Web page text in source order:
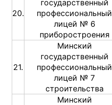
20.
государственный
профессиональный
лицей № 6
приборостроения
21.
Минский
государственный
профессиональный
лицей № 7
строительства
Минский